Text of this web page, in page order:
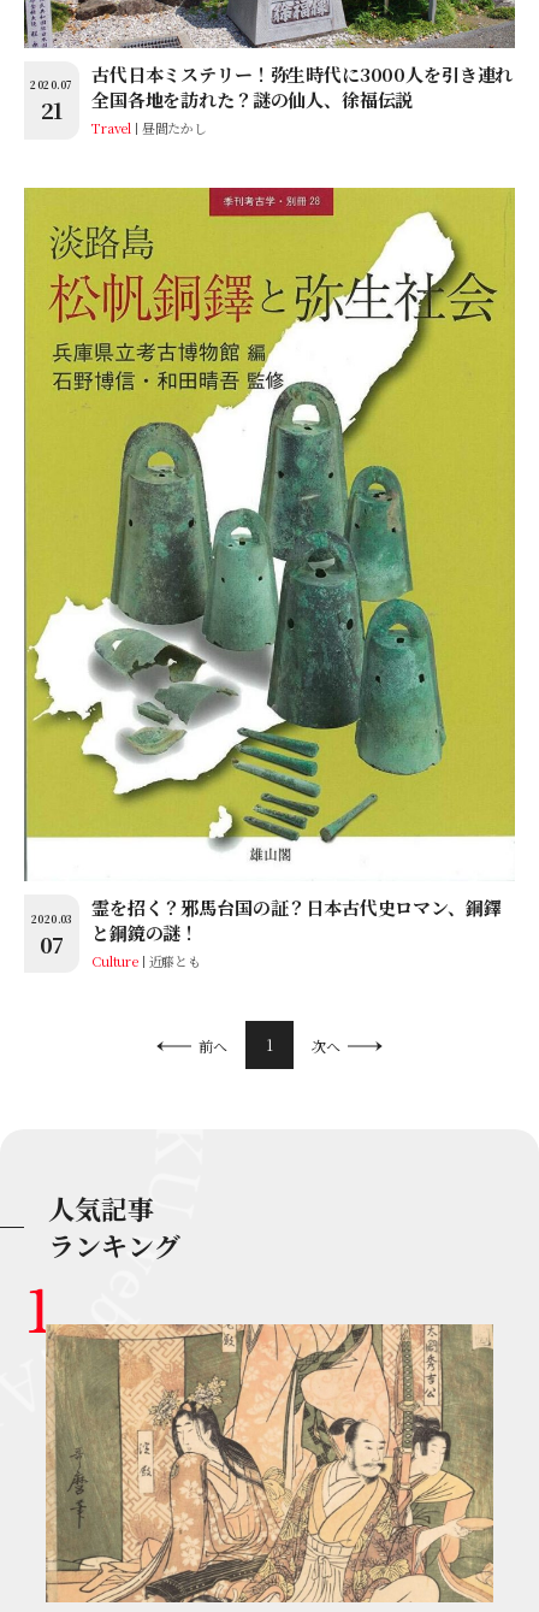
2020.07
21
古代日本ミステリー！弥生時代に3000人を引き連れ
全国各地を訪れた？謎の仙人、徐福伝説
Travel 昼間たかし
2020.03
07
霊を招く？邪馬台国の証？日本古代史ロマン、銅鐸
と銅鏡の謎！
Culture 近藤とも
前へ 1 次へ
人気記事
ランキング